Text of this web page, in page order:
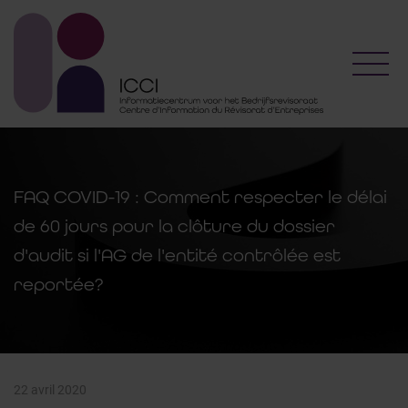
FAQ COVID-19 : Comment respecter le délai
de 60 jours pour la clôture du dossier
d'audit si l'AG de l'entité contrôlée est
reportée?
22 avril 2020